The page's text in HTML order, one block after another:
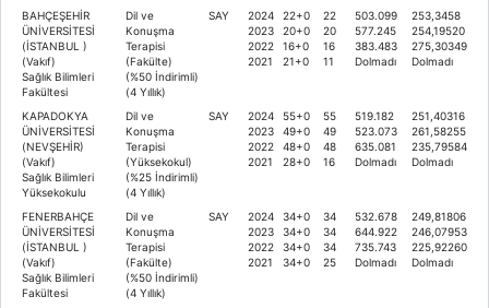
BAHÇEŞEHİR
ÜNİVERSİTESİ
(İSTANBUL )
(Vakıf)
Sağlık Bilimleri
Fakültesi
Dil ve
Konuşma
Terapisi
(Fakülte)
(%50 İndirimli)
(4 Yıllık)
SAY
2024
2023
2022
2021
22+0
20+0
16+0
21+0
22
20
16
11
503.099
577.245
383.483
Dolmadı
253,3458
254,19520
275,30349
Dolmadı
KAPADOKYA
ÜNİVERSİTESİ
(NEVŞEHİR)
(Vakıf)
Sağlık Bilimleri
Yüksekokulu
Dil ve
Konuşma
Terapisi
(Yüksekokul)
(%25 İndirimli)
(4 Yıllık)
SAY
2024
2023
2022
2021
55+0
49+0
48+0
28+0
55
49
48
16
519.182
523.073
635.081
Dolmadı
251,40316
261,58255
235,79584
Dolmadı
FENERBAHÇE
ÜNİVERSİTESİ
(İSTANBUL )
(Vakıf)
Sağlık Bilimleri
Fakültesi
Dil ve
Konuşma
Terapisi
(Fakülte)
(%50 İndirimli)
(4 Yıllık)
SAY
2024
2023
2022
2021
34+0
34+0
34+0
34+0
34
34
34
25
532.678
644.922
735.743
Dolmadı
249,81806
246,07953
225,92260
Dolmadı